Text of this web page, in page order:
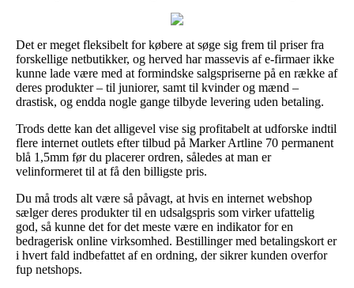
Det er meget fleksibelt for købere at søge sig frem til priser fra
forskellige netbutikker, og herved har massevis af e-firmaer ikke
kunne lade være med at formindske salgspriserne på en række af
deres produkter – til juniorer, samt til kvinder og mænd –
drastisk, og endda nogle gange tilbyde levering uden betaling.
Trods dette kan det alligevel vise sig profitabelt at udforske indtil
flere internet outlets efter tilbud på Marker Artline 70 permanent
blå 1,5mm før du placerer ordren, således at man er
velinformeret til at få den billigste pris.
Du må trods alt være så påvagt, at hvis en internet webshop
sælger deres produkter til en udsalgspris som virker ufattelig
god, så kunne det for det meste være en indikator for en
bedragerisk online virksomhed. Bestillinger med betalingskort er
i hvert fald indbefattet af en ordning, der sikrer kunden overfor
fup netshops.